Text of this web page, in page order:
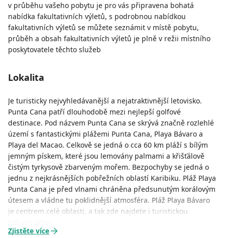
v průběhu vašeho pobytu je pro vás připravena bohatá
nabídka fakultativních výletů, s podrobnou nabídkou
fakultativních výletů se můžete seznámit v místě pobytu,
průběh a obsah fakultativních výletů je plně v režii místního
poskytovatele těchto služeb
Lokalita
Je turisticky nejvyhledávanější a nejatraktivnější letovisko.
Punta Cana patří dlouhodobě mezi nejlepší golfové
destinace. Pod názvem Punta Cana se skrývá značně rozlehlé
území s fantastickými plážemi Punta Cana, Playa Bávaro a
Playa del Macao. Celkově se jedná o cca 60 km pláží s bílým
jemným pískem, které jsou lemovány palmami a křišťálově
čistým tyrkysově zbarveným mořem. Bezpochyby se jedná o
jednu z nejkrásnějších pobřežních oblastí Karibiku. Pláž Playa
Punta Cana je před vlnami chráněna předsunutým korálovým
útesem a vládne tu poklidnější atmosféra. Pláž Playa Bávaro
je centrem celé oblasti, a tak zde najdete i turistickou
Zjistěte více